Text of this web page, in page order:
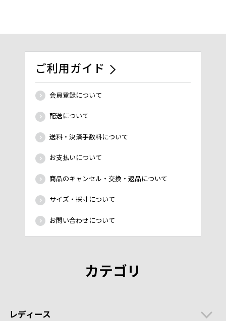
ご利用ガイド
会員登録について
配送について
送料・決済手数料について
お支払いについて
商品のキャンセル・交換・返品について
サイズ・採寸について
お問い合わせについて
カテゴリ
レディース